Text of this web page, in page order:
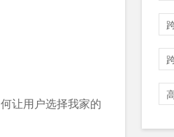
让用户选择我家的